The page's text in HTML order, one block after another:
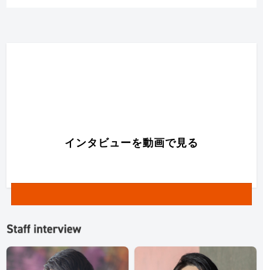
インタビューを動画で見る